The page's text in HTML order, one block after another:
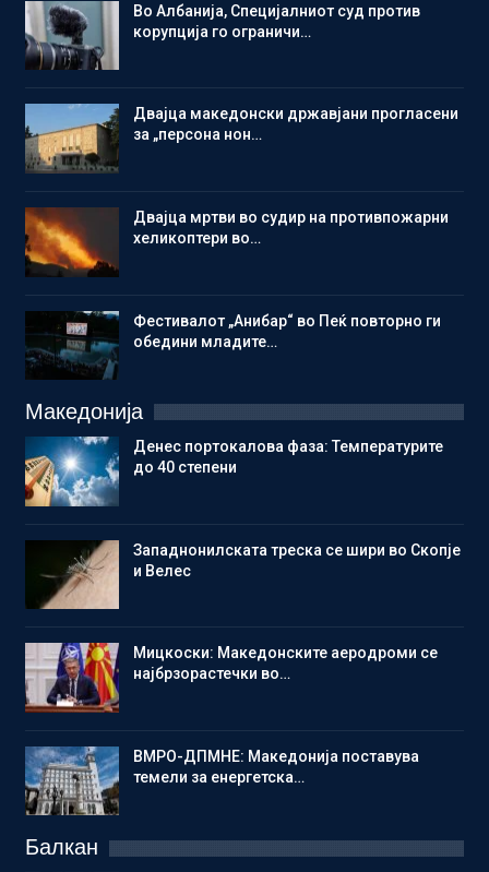
Во Албанија, Специјалниот суд против
корупција го ограничи…
Двајца македонски државјани прогласени
за „персона нон…
Двајца мртви во судир на противпожарни
хеликоптери во…
Фестивалот „Анибар“ во Пеќ повторно ги
обедини младите…
Македонија
Денес портокалова фаза: Температурите
до 40 степени
Западнонилската треска се шири во Скопје
и Велес
Мицкоски: Македонските аеродроми се
најбрзорастечки во…
ВМРО-ДПМНЕ: Македонија поставува
темели за енергетска…
Балкан